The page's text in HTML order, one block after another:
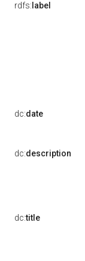
rdfs: label
dc:date
dc:description
dc:title